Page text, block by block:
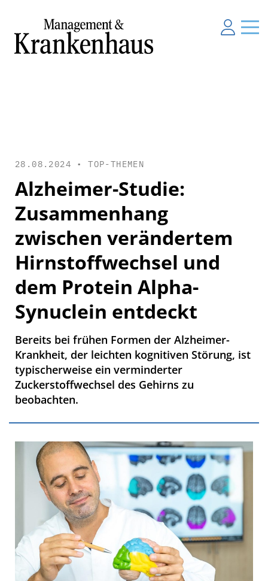
28.08.2024 •TOP-THEMEN
Alzheimer-Studie:
Zusammenhang
zwischen verändertem
Hirnstoffwechsel und
dem Protein Alpha-
Synuclein entdeckt
Bereits bei frühen Formen der Alzheimer-
Krankheit, der leichten kognitiven Störung, ist
typischerweise ein verminderter
Zuckerstoffwechsel des Gehirns zu
beobachten.